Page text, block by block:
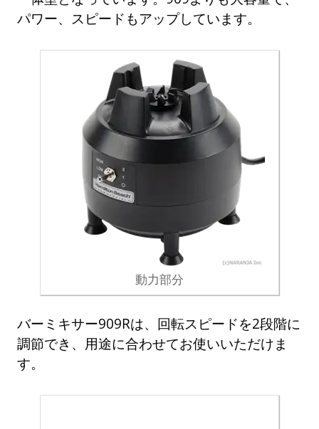
パワー、スピードもアップしています。
動力部分
バーミキサー909Rは、回転スピードを2段階に
調節でき、用途に合わせてお使いいただけま
す。